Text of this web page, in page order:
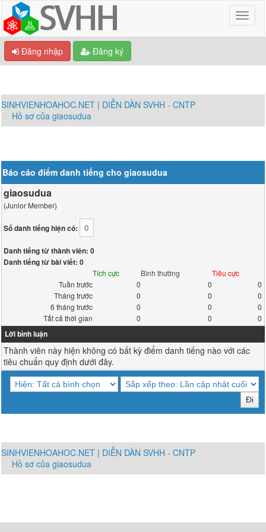
Đăng nhập Đăng ký
SINHVIENHOAHOC.NET | DIỄN DÀN SVHH - CNTP
Hồ sơ của giaosudua
Báo cáo điểm danh tiếng cho giaosudua
giaosudua
(Junior Member)
Số danh tiếng hiện có: 0
Danh tiếng từ thành viên: 0
Danh tiếng từ bài viết: 0
Tích cực
Bình thường
Tiêu cực
Tuần trước
0 0
0
Tháng trước
0 0
0
6 tháng trước
0 0
0
Tất cả thời gian
0 0
0
Lời bình luận
Thành viên này hiện không có bất kỳ điểm danh tiếng nào với các
tiêu chuẩn quy định dưới đây.
SINHVIENHOAHOC.NET | DIỄN DÀN SVHH - CNTP
Hồ sơ của giaosudua